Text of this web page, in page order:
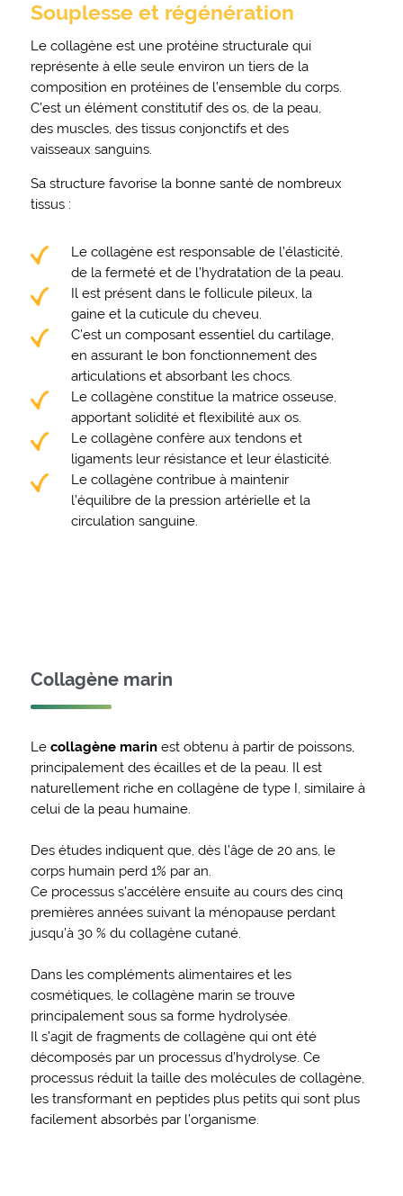
Souplesse et régénération
Le collagène est une protéine structurale qui
représente à elle seule environ un tiers de la
composition en protéines de l’ensemble du corps.
C’est un élément constitutif des os, de la peau,
des muscles, des tissus conjonctifs et des
vaisseaux sanguins.
Sa structure favorise la bonne santé de nombreux
tissus :
Le collagène est responsable de l’élasticité,
de la fermeté et de l’hydratation de la peau.
Il est présent dans le follicule pileux, la
gaine et la cuticule du cheveu.
C’est un composant essentiel du cartilage,
en assurant le bon fonctionnement des
articulations et absorbant les chocs.
Le collagène constitue la matrice osseuse,
apportant solidité et flexibilité aux os.
Le collagène confère aux tendons et
ligaments leur résistance et leur élasticité.
Le collagène contribue à maintenir
l’équilibre de la pression artérielle et la
circulation sanguine.
Collagène marin
Le collagène marinest obtenu à partir de poissons,
principalement des écailles et de la peau. Il est
naturellement riche en collagène de type I, similaire à
celui de la peau humaine.
Des études indiquent que, dès l’âge de 20 ans, le
corps humain perd 1% par an.
Ce processus s’accélère ensuite au cours des cinq
premières années suivant la ménopause perdant
jusqu’à 30 % du collagène cutané.
Dans les compléments alimentaires et les
cosmétiques, le collagène marin se trouve
principalement sous sa forme hydrolysée.
Il s’agit de fragments de collagène qui ont été
décomposés par un processus d’hydrolyse. Ce
processus réduit la taille des molécules de collagène,
les transformant en peptides plus petits qui sont plus
facilement absorbés par l’organisme.